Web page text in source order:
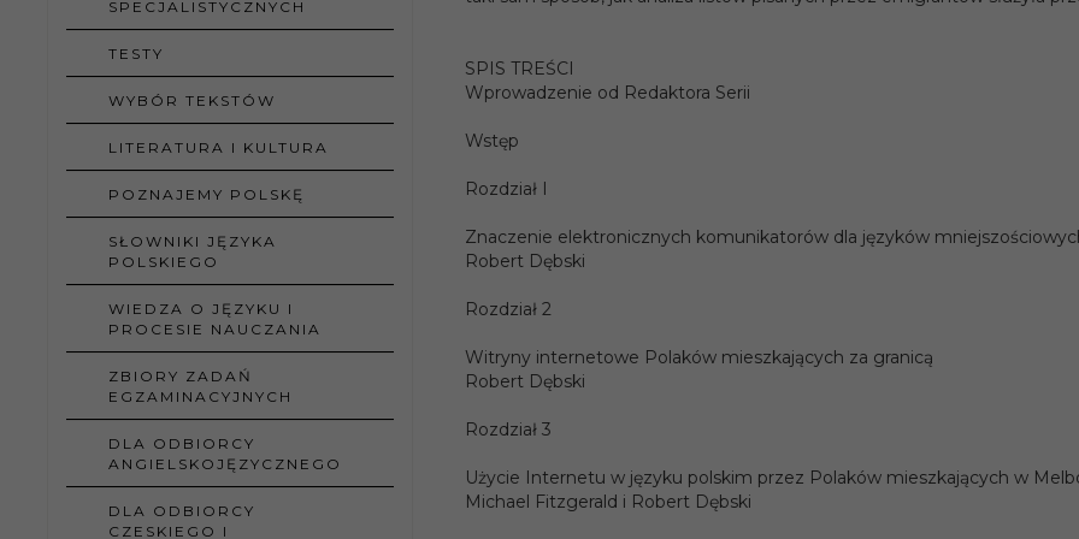
SPECJALISTYCZNYCH
TESTY
WYBÓR TEKSTÓW
LITERATURA I KULTURA
POZNAJEMY POLSKĘ
SŁOWNIKI JĘZYKA
POLSKIEGO
WIEDZA O JĘZYKU I
PROCESIE NAUCZANIA
ZBIORY ZADAŃ
EGZAMINACYJNYCH
DLA ODBIORCY
ANGIELSKOJĘZYCZNEGO
DLA ODBIORCY
CZESKIEGO I
SPIS TREŚCI
Wprowadzenie od Redaktora Serii
Wstęp
Rozdział I
Znaczenie elektronicznych komunikatorów dla języków
Robert Dębski
Rozdział 2
Witryny internetowe Polaków mieszkających za granicą
Robert Dębski
Rozdział 3
Użycie Internetu w języku polskim przez Polaków mieszkających w
Michael Fitzgerald i Robert Dębski
oprawy:
Ilość
stron:
Format:
Język
ISBN: